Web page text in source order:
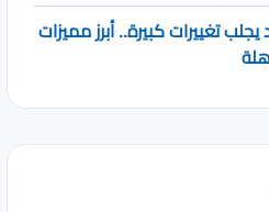
تغييرات كبيرة.. أبرز مميزات